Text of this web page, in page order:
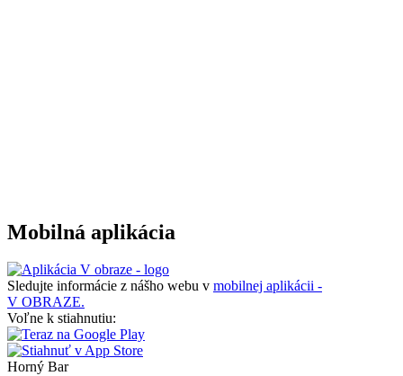
Mobilná aplikácia
Sledujte informácie z nášho webu v mobilnej aplikácii -
V OBRAZE.
Voľne k stiahnutiu:
Horný Bar